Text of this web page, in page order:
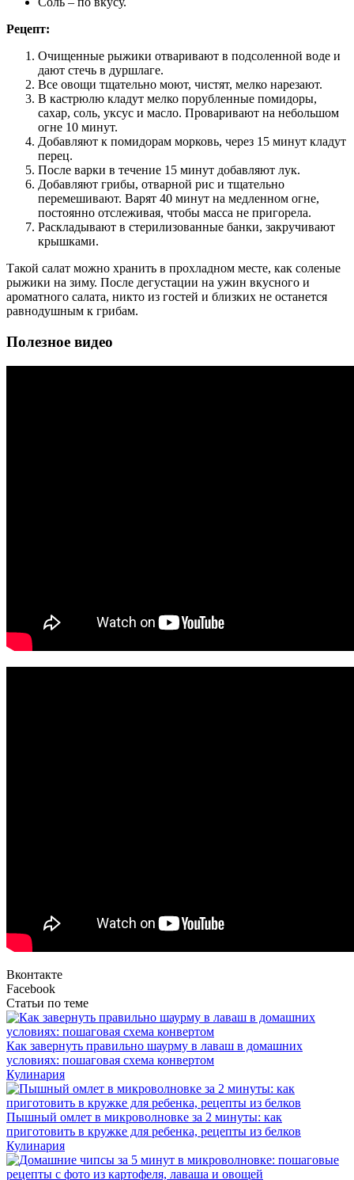
Рецепт:
Очищенные рыжики отваривают в подсоленной воде и
дают стечь в дуршлаге.
Все овощи тщательно моют, чистят, мелко нарезают.
В кастрюлю кладут мелко порубленные помидоры,
сахар, соль, уксус и масло. Проваривают на небольшом
огне 10 минут.
Добавляют к помидорам морковь, через 15 минут кладут
перец.
После варки в течение 15 минут добавляют лук.
Добавляют грибы, отварной рис и тщательно
перемешивают. Варят 40 минут на медленном огне,
постоянно отслеживая, чтобы масса не пригорела.
Раскладывают в стерилизованные банки, закручивают
крышками.
Такой салат можно хранить в прохладном месте, как соленые
рыжики на зиму. После дегустации на ужин вкусного и
ароматного салата, никто из гостей и близких не останется
равнодушным к грибам.
Полезное видео
Вконтакте
Facebook
Статьи по теме
Как завернуть правильно шаурму в лаваш в домашних
условиях: пошаговая схема конвертом
Кулинария
Пышный омлет в микроволновке за 2 минуты: как
приготовить в кружке для ребенка, рецепты из белков
Кулинария